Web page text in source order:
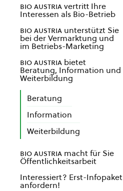
bio austriavertritt Ihre
Interessen als Bio-Betrieb
bio austria unterstützt Sie
bei der Vermarktung und
im Betriebs-Marketing
bio austria bietet
Beratung, Information und
Weiterbildung
Beratung
Information
Weiterbildung
bio austria macht für Sie
Öffentlichkeitsarbeit
Interessiert? Erst-Infopaket
anfordern!